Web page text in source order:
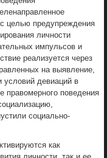
целью предупреждения
личности
импульсов и
реализуется через
на выявление,
условий девиаций в
правомерного поведения
социально-
как